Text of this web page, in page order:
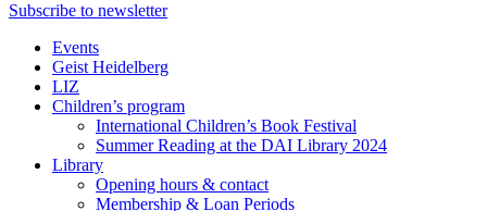
Subscribe to newsletter
Events
Geist Heidelberg
LIZ
Children’s program
International Children’s Book Festival
Summer Reading at the DAI Library 2024
Library
Opening hours & contact
Membership & Loan Periods